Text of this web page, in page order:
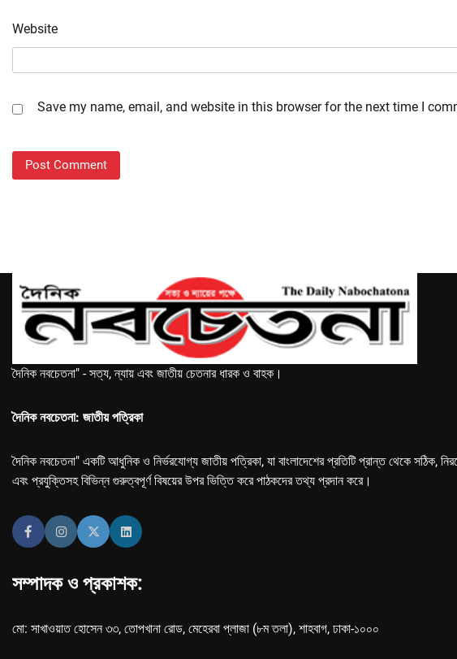
Website
Save my name, email, and website in this browser for the next time I
দৈনিক নবচেতনা" - সত্য, ন্যায় এবং জাতীয় চেতনার ধারক ও বাহক।
দৈনিক নবচেতনা: জাতীয় পত্রিকা
দৈনিক নবচেতনা" একটি আধুনিক ও নির্ভরযোগ্য জাতীয় পত্রিকা, যা বাংলাদেশের প্রতিটি প্রান্ত থেকে সঠিক,
এবং প্রযুক্তিসহ বিভিন্ন গুরুত্বপূর্ণ বিষয়ের উপর ভিত্তি করে পাঠকদের তথ্য প্রদান করে।
সম্পাদক ও প্রকাশক:
মো: সাখাওয়াত হোসেন ৩৩, তোপখানা রোড, মেহেরবা প্লাজা (৮ম তলা), শাহবাগ, ঢাকা-১০০০